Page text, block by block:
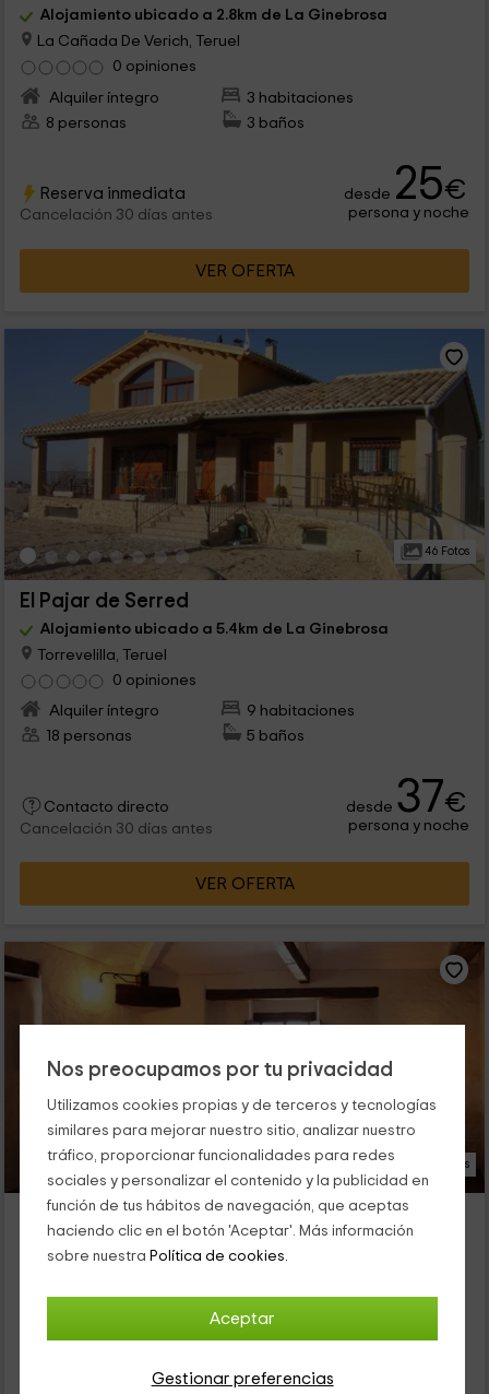
Nos preocupamos por tu privacidad
Utilizamos cookies propias y de terceros y tecnologías
similares para mejorar nuestro sitio, analizar nuestro
tráfico, proporcionar funcionalidades para redes
sociales y personalizar el contenido y la publicidad en
función de tus hábitos de navegación, que aceptas
haciendo clic en el botón 'Aceptar'. Más información
sobre nuestra Política de cookies.
Aceptar
Gestionar preferencias
Alojamiento ubicado a 2.8km de La Ginebrosa
La Cañada De Verich, Teruel
0 opiniones
Alquiler íntegro
3 habitaciones
8 personas
3 baños
Reserva inmediata
Cancelación 30 días antes
desde 25€
persona y noche
VER OFERTA
46 Fotos
El Pajar de Serred
Alojamiento ubicado a 5.4km de La Ginebrosa
Torrevelilla, Teruel
0 opiniones
Alquiler íntegro
9 habitaciones
18 personas
5 baños
Contacto directo
Cancelación 30 días antes
desde 37€
persona y noche
VER OFERTA
15 Fotos
Ático La Josefa
Alojamiento ubicado a 6.0km de La Ginebrosa
0 opiniones
2 habitaciones